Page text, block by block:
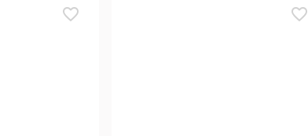
favorite_border favorite_border